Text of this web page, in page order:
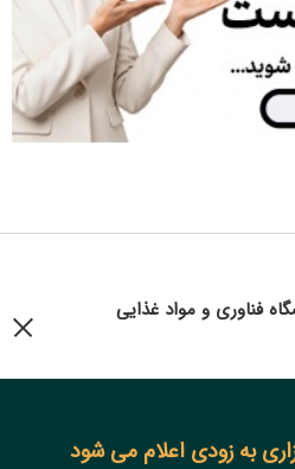
فناوری و مواد غذایی
به زودی اعلام می شود